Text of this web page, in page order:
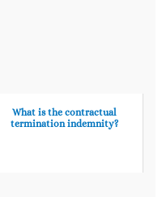
What is the contractual
termination indemnity?